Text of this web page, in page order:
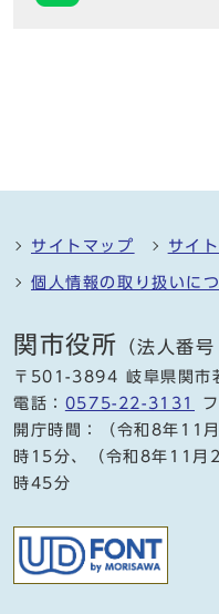
サイトマップ サイ
個人情報の取り扱いに
関市役所 （法人番
〒501-3894 岐阜県関市
電話： 0575-22-3131
開庁時間：（令和8年11
時15分、（令和8年11
時45分